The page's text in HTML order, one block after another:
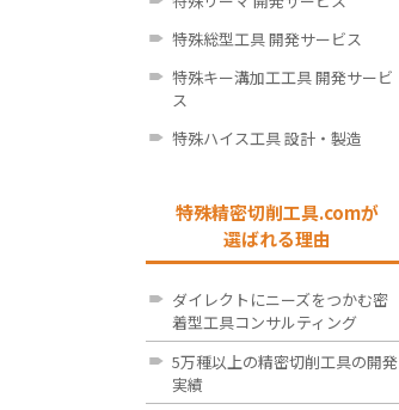
特殊総型工具 開発サービス
特殊キー溝加工工具 開発サービ
ス
特殊ハイス工具 設計・製造
特殊精密切削工具.comが
選ばれる理由
ダイレクトにニーズをつかむ密
着型工具コンサルティング
5万種以上の精密切削工具の開発
実績